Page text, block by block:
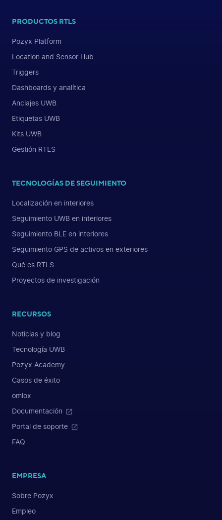
PRODUCTOS RTLS
Pozyx Platform
Location and Sensor Hub
Triggers
Dashboards y analítica
Anclajes UWB
Etiquetas UWB
Kits UWB
Gestión RTLS
TECNOLOGÍAS DE SEGUIMIENTO
Localización en interiores
Seguimiento UWB en interiores
Seguimiento BLE en interiores
Seguimiento GPS de activos en exteriores
Qué es RTLS
Proyectos de investigación
RECURSOS
Noticias y blog
Tecnología UWB
Pozyx Academy
Casos de éxito
omlox
Documentación
Portal de soporte
FAQ
EMPRESA
Sobre Pozyx
Empleo